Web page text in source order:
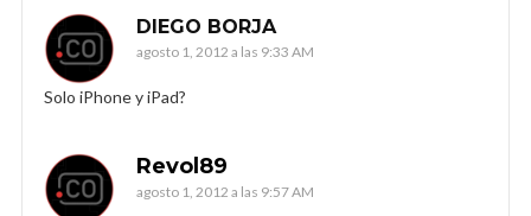
DIEGO BORJA
agosto 1, 2012 a las 9:33 AM
Solo iPhone y iPad?
Revol89
agosto 1, 2012 a las 9:57 AM